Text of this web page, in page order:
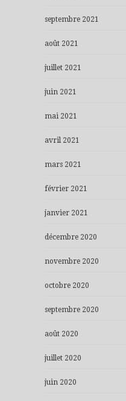
septembre 2021
août 2021
juillet 2021
juin 2021
mai 2021
avril 2021
mars 2021
février 2021
janvier 2021
décembre 2020
novembre 2020
octobre 2020
septembre 2020
août 2020
juillet 2020
juin 2020